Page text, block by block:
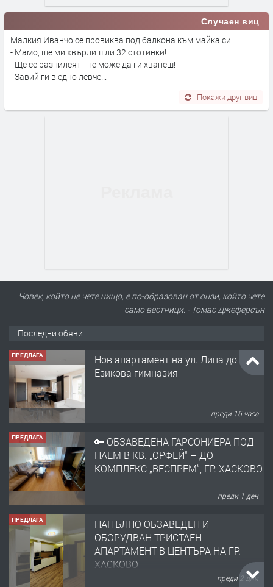
Случаен виц
Малкия Иванчо се провиква под балкона към майка си:
- Мамо, ще ми хвърлиш ли 32 стотинки!
- Ще се разпилеят - не може да ги хванеш!
- Завий ги в едно левче...
Покажи друг виц
Човек, който не чете нищо, е по-образован от онзи, който чете
само вестници. - Томас Джеферсън
Последни обяви
ПРЕДЛАГА
Нов апартамент на ул. Липа до
Езикова гимназия
преди 16 часа
ПРЕДЛАГА
🔑 ОБЗАВЕДЕНА ГАРСОНИЕРА ПОД
НАЕМ В КВ. „ОРФЕЙ“ – ДО
КОМПЛЕКС „ВЕСПРЕМ“, ГР. ХАСКОВО
преди 1 ден
ПРЕДЛАГА
НАПЪЛНО ОБЗАВЕДЕН И
ОБОРУДВАН ТРИСТАЕН
АПАРТАМЕНТ В ЦЕНТЪРА НА ГР.
ХАСКОВО
преди 2 дни